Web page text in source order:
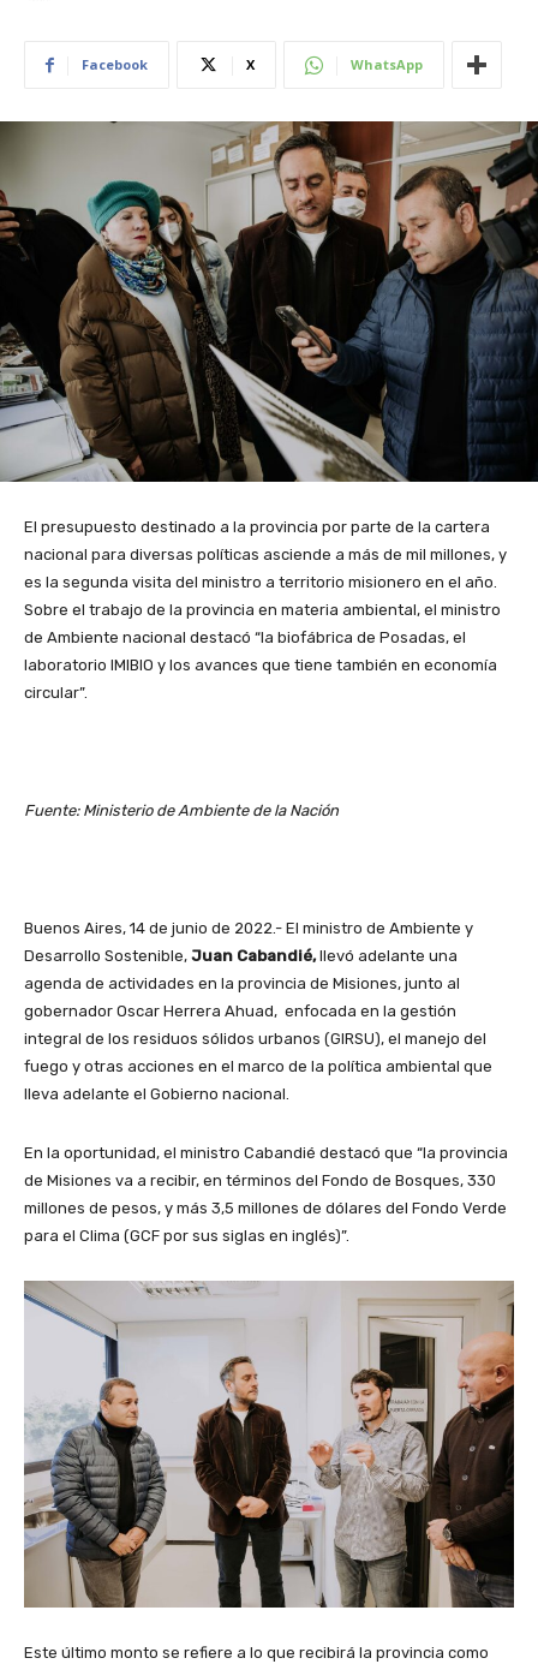
Facebook X WhatsApp
El presupuesto destinado a la provincia por parte de la cartera
nacional para diversas políticas asciende a más de mil millones, y
es la segunda visita del ministro a territorio misionero en el año.
Sobre el trabajo de la provincia en materia ambiental, el ministro
de Ambiente nacional destacó “la biofábrica de Posadas, el
laboratorio IMIBIO y los avances que tiene también en economía
circular”.
Fuente: Ministerio de Ambiente de la Nación
Buenos Aires, 14 de junio de 2022.- El ministro de Ambiente y
Desarrollo Sostenible, Juan Cabandié,llevó adelante una
agenda de actividades en la provincia de Misiones, junto al
gobernador Oscar Herrera Ahuad, enfocada en la gestión
integral de los residuos sólidos urbanos (GIRSU), el manejo del
fuego y otras acciones en el marco de la política ambiental que
lleva adelante el Gobierno nacional.
En la oportunidad, el ministro Cabandié destacó que “la provincia
de Misiones va a recibir, en términos del Fondo de Bosques, 330
millones de pesos, y más 3,5 millones de dólares del Fondo Verde
para el Clima (GCF por sus siglas en inglés)”.
Este último monto se refiere a lo que recibirá la provincia como